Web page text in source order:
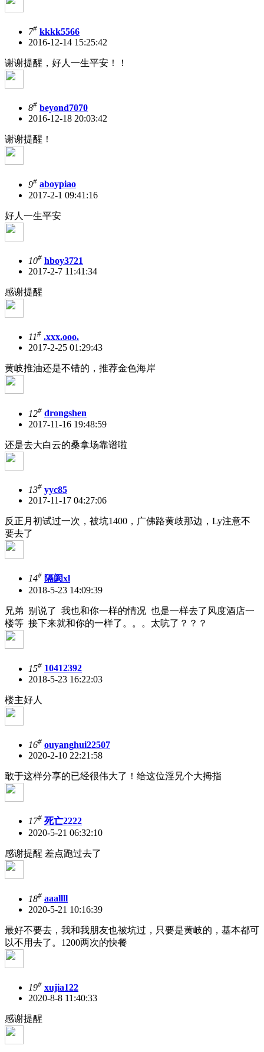
7# kkkk5566
2016-12-14 15:25:42
谢谢提醒，好人一生平安！！
8# beyond7070
2016-12-18 20:03:42
谢谢提醒！
9# aboypiao
2017-2-1 09:41:16
好人一生平安
10# hboy3721
2017-2-7 11:41:34
感谢提醒
11# .xxx.ooo.
2017-2-25 01:29:43
黄岐推油还是不错的，推荐金色海岸
12# drongshen
2017-11-16 19:48:59
还是去大白云的桑拿场靠谱啦
13# yyc85
2017-11-17 04:27:06
反正月初试过一次，被坑1400，广佛路黄歧那边，Ly注意不
要去了
14# 隔阂xl
2018-5-23 14:09:39
兄弟 别说了 我也和你一样的情况 也是一样去了风度酒店一
楼等 接下来就和你的一样了。。。太吭了？？？
15# 10412392
2018-5-23 16:22:03
楼主好人
16# ouyanghui22507
2020-2-10 22:21:58
敢于这样分享的已经很伟大了！给这位淫兄个大拇指
17# 死亡2222
2020-5-21 06:32:10
感谢提醒 差点跑过去了
18# aaallll
2020-5-21 10:16:39
最好不要去，我和我朋友也被坑过，只要是黄岐的，基本都可
以不用去了。1200两次的快餐
19# xujia122
2020-8-8 11:40:33
感谢提醒